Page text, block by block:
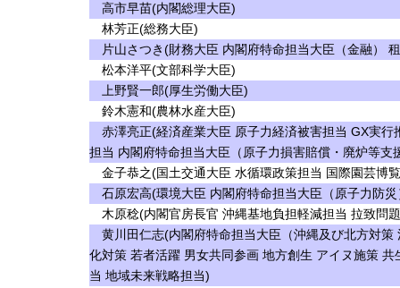
高市早苗(内閣総理大臣)
林芳正(総務大臣)
片山さつき(財務大臣 内閣府特命担当大臣（金融）
松本洋平(文部科学大臣)
上野賢一郎(厚生労働大臣)
鈴木憲和(農林水産大臣)
赤澤亮正(経済産業大臣 原子力経済被害担当 GX実行
担当 内閣府特命担当大臣（原子力損害賠償・廃炉等支
金子恭之(国土交通大臣 水循環政策担当 国際園芸博
石原宏高(環境大臣 内閣府特命担当大臣（原子力防災
木原稔(内閣官房長官 沖縄基地負担軽減担当 拉致問
黄川田仁志(内閣府特命担当大臣（沖縄及び北方対策
化対策 若者活躍 男女共同参画 地方創生 アイヌ施策
当 地域未来戦略担当)